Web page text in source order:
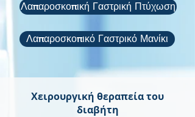
Λαπαροσκοπική Γαστρική Πτύχωση
Λαπαροσκοπικό Γαστρικό Μανίκι
Χειρουργική θεραπεία του
διαβήτη